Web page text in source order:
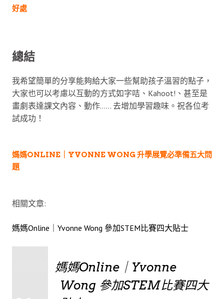
好處
總結
我希望簡單的分享能夠給大家一些幫助孩子溫習的點子，
大家也可以考慮以互動的方式如字咭、Kahoot!、甚至是
畫劇表達課文內容、動作…… 去增加學習趣味。祝各位考
試成功！
媽媽ONLINE｜YVONNE WONG 升學展覽必準備五大問
題
相關文章:
媽媽Online｜Yvonne Wong 參加STEM比賽四大貼士
媽媽Online｜Yvonne
Wong 參加STEM比賽四大